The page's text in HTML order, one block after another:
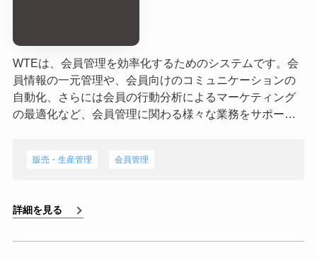
WTEは、会員管理を効率化するためのシステムです。会
員情報の一元管理や、会員向けのコミュニケーションの
自動化、さらには会員の行動分析によるマーケティング
の最適化など、会員管理に関わる様々な業務をサポー…
販売・生産管理 会員管理
詳細を見る